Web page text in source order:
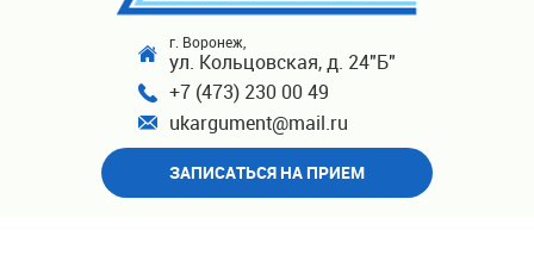
г. Воронеж,
ул. Кольцовская, д. 24"Б"
+7 (473) 230 00 49
ukargument@mail.ru
ЗАПИСАТЬСЯ НА ПРИЕМ